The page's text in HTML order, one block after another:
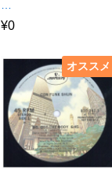
¥0
オススメ